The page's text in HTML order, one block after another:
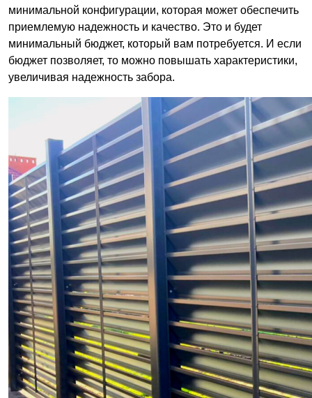
минимальной конфигурации, которая может обеспечить
приемлемую надежность и качество. Это и будет
минимальный бюджет, который вам потребуется. И если
бюджет позволяет, то можно повышать характеристики,
увеличивая надежность забора.